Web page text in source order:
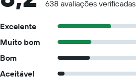
638 avaliações verificadas
Excelente
Muito bom
Bom
Aceitável